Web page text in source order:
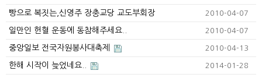
빵으로 복짓는,신영주 장충교당 교도부회장 2010-04-07
일만인 헌혈 운동에 동참해주세요.. 2010-04-07
중앙일보 전국자원봉사대축제 2010-04-13
한해 시작이 늦었네요.. 2014-01-28